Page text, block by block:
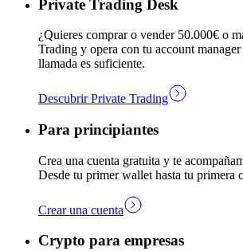
Private Trading Desk
¿Quieres comprar o vender 50.000€ o
Trading y opera con tu account
llamada es suficiente.
Descubrir Private Trading
Para principiantes
Crea una cuenta gratuita y te
Desde tu primer wallet hasta tu primera
Crear una cuenta
Crypto para empresas